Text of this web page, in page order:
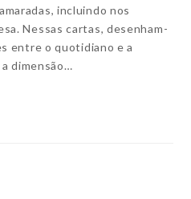
incluindo nos
Nessas cartas, desenham-
entre o quotidiano e a
dimensão…